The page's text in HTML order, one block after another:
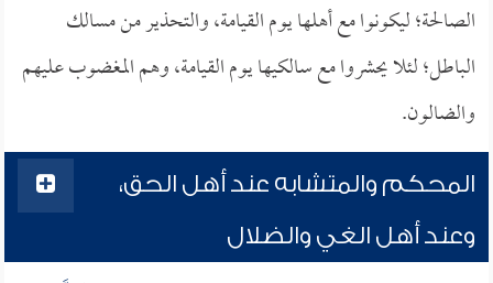
الصالحة؛ ليكونوا مع أهلها يوم القيامة، والتحذير من مسالك
الباطل؛ لئلا يحشروا مع سالكيها يوم القيامة، وهم المغضوب عليهم
والضالون.
المحكم والمتشابه عند أهل الحق،
وعند أهل الغي والضلال